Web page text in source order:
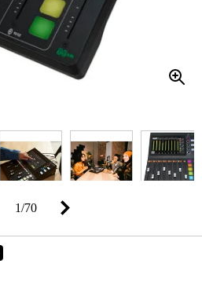
1/70